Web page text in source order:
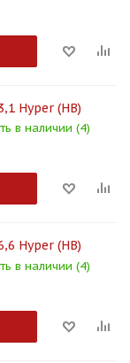
Hyper (HB)
в наличии (4)
Hyper (HB)
в наличии (4)